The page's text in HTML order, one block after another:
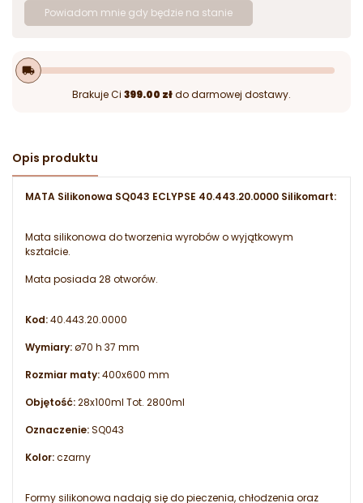
Powiadom mnie gdy będzie na stanie
local_shipping
Brakuje Ci 399.00 złdo darmowej dostawy.
Opis produktu
MATA Silikonowa SQ043 ECLYPSE 40.443.20.0000 Silikomart:
Mata silikonowa do tworzenia wyrobów o wyjątkowym
kształcie.
Mata posiada 28 otworów.
Kod:40.443.20.0000
Wymiary:ø70 h 37 mm
Rozmiar maty:400x600 mm
Objętość:28x100ml Tot. 2800ml
Oznaczenie:SQ043
Kolor:czarny
Formy silikonowa nadają się do pieczenia, chłodzenia oraz